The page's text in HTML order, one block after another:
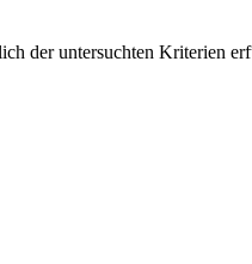
der untersuchten Kriterien